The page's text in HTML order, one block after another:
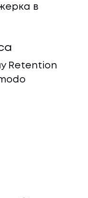
в
Retention